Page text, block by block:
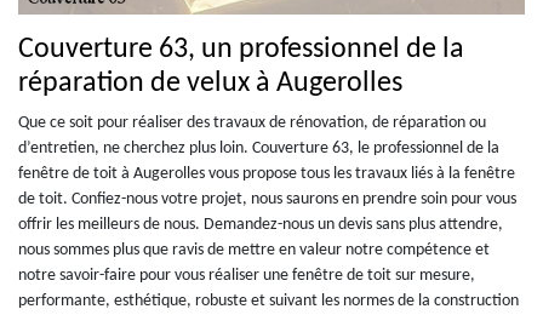
Couverture 63, un professionnel de la
réparation de velux à Augerolles
Que ce soit pour réaliser des travaux de rénovation, de réparation ou
d’entretien, ne cherchez plus loin. Couverture 63, le professionnel de la
fenêtre de toit à Augerolles vous propose tous les travaux liés à la fenêtre
de toit. Confiez-nous votre projet, nous saurons en prendre soin pour vous
offrir les meilleurs de nous. Demandez-nous un devis sans plus attendre,
nous sommes plus que ravis de mettre en valeur notre compétence et
notre savoir-faire pour vous réaliser une fenêtre de toit sur mesure,
performante, esthétique, robuste et suivant les normes de la construction